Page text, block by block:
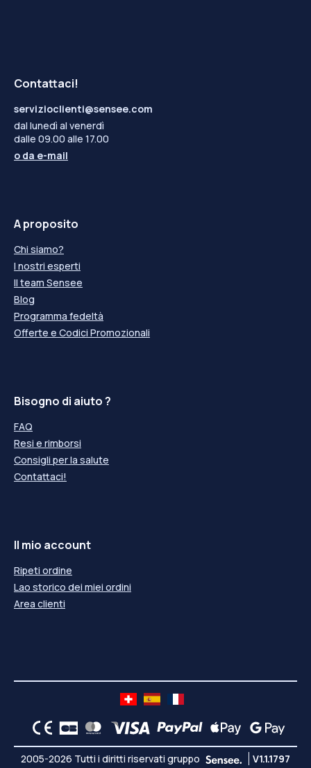
Contattaci!
servizioclienti@sensee.com
dal lunedì al venerdì
dalle 09.00 alle 17.00
o da e-mail
A proposito
Chi siamo?
I nostri esperti
Il team Sensee
Blog
Programma fedeltà
Offerte e Codici Promozionali
Bisogno di aiuto ?
FAQ
Resi e rimborsi
Consigli per la salute
Contattaci!
Il mio account
Ripeti ordine
Lao storico dei miei ordini
Area clienti
2005-2026 Tutti i diritti riservati gruppo V1.1.1797